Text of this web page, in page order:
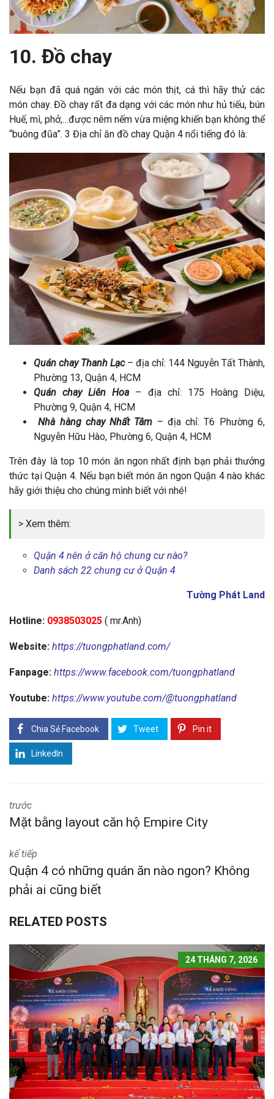
10. Đồ chay
Nếu bạn đã quá ngán với các món thịt, cá thì hãy thử các
món chay. Đồ chay rất đa dạng với các món như hủ tiếu, bún
Huế, mì, phở,…được nêm nếm vừa miệng khiến bạn không thể
“buông đũa”. 3 Địa chỉ ăn đồ chay Quận 4 nổi tiếng đó là:
Quán chay Thanh Lạc– địa chỉ: 144 Nguyễn Tất Thành,
Phường 13, Quận 4, HCM
Quán chay Liên Hoa– địa chỉ: 175 Hoàng Diệu,
Phường 9, Quận 4, HCM
Nhà hàng chay Nhất Tâm – địa chỉ: T6 Phường 6,
Nguyễn Hữu Hào, Phường 6, Quận 4, HCM
Trên đây là top 10 món ăn ngon nhất định bạn phải thưởng
thức tại Quận 4. Nếu bạn biết món ăn ngon Quận 4 nào khác
hãy giới thiệu cho chúng mình biết với nhé!
> Xem thêm:
Quận 4 nên ở căn hộ chung cư nào?
Danh sách 22 chung cư ở Quận 4
Tường Phát Land
Hotline: 0938503025 ( mr.Anh)
Website: https://tuongphatland.com/
Fanpage: https://www.facebook.com/tuongphatland
Youtube: https://www.youtube.com/@tuongphatland
Chia Sẻ Facebook Tweet Pin it
LinkedIn
trước
Mặt bằng layout căn hộ Empire City
kế tiếp
Quận 4 có những quán ăn nào ngon? Không
phải ai cũng biết
RELATED POSTS
24 THÁNG 7, 2026